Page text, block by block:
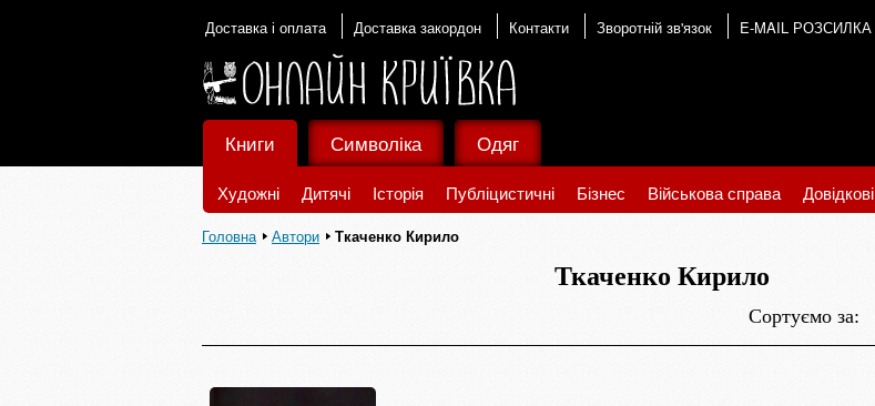
Доставка і оплата Доставка закордон Контакти Зворотній зв'язок E-MAIL РОЗСИЛКА
Книги
Художні Дитячі Історія Публіцистичні Бізнес Військова справа Довідкові
Символіка Одяг
Головна Автори Ткаченко Кирило
Ткаченко Кирило
Сортуємо за: